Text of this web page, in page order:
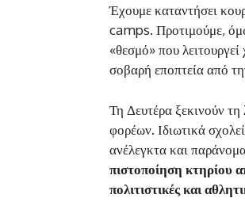
Έχουμε καταντήσει
camps. Προτιμούμε,
«θεσμό» που
σοβαρή εποπτεία από
Τη Δευτέρα ξεκινούν
φορέων. Ιδιωτικά
ανέλεγκτα και
πιστοποίηση κτηρίου
πολιτιστικές και